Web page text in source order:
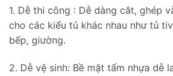
1. Dễ thi công : Dễ dàng cắt, ghép
cho các kiểu tủ khác nhau như tủ
bếp, giường.
2. Dễ vệ sinh: Bề mặt tấm nhựa dễ